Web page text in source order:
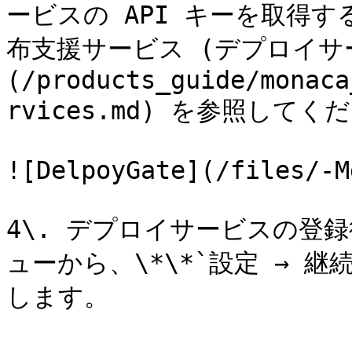
ービスの API キーを取得す
布支援サービス (デプロイ
(/products_guide/
rvices.md) を参照してくだ
![DelpoyGate](/files/-
4\. デプロイサービスの登
ューから、\*\*`設定 → 継
します。